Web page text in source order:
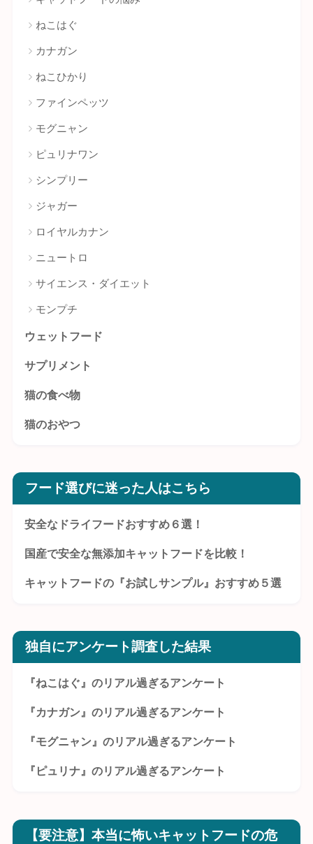
ねこはぐ
カナガン
ねこひかり
ファインペッツ
モグニャン
ピュリナワン
シンプリー
ジャガー
ロイヤルカナン
ニュートロ
サイエンス・ダイエット
モンプチ
ウェットフード
サプリメント
猫の食べ物
猫のおやつ
フード選びに迷った人はこちら
安全なドライフードおすすめ６選！
国産で安全な無添加キャットフードを比較！
キャットフードの『お試しサンプル』おすすめ５選
独自にアンケート調査した結果
『ねこはぐ』のリアル過ぎるアンケート
『カナガン』のリアル過ぎるアンケート
『モグニャン』のリアル過ぎるアンケート
『ピュリナ』のリアル過ぎるアンケート
【要注意】本当に怖いキャットフードの危